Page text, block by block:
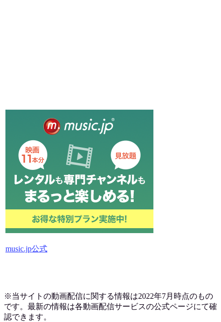
music.jp公式
※当サイトの動画配信に関する情報は2022年7月時点のもの
です。最新の情報は各動画配信サービスの公式ページにて確
認できます。